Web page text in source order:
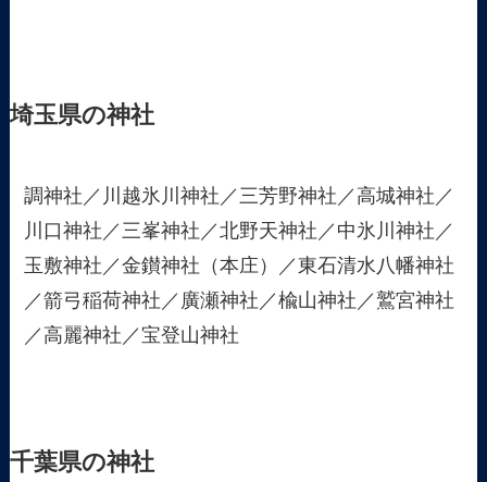
埼玉県の神社
調神社／川越氷川神社／三芳野神社／高城神社／
川口神社／三峯神社／北野天神社／中氷川神社／
玉敷神社／金鑚神社（本庄）／東石清水八幡神社
／箭弓稲荷神社／廣瀬神社／楡山神社／鷲宮神社
／高麗神社／宝登山神社
千葉県の神社